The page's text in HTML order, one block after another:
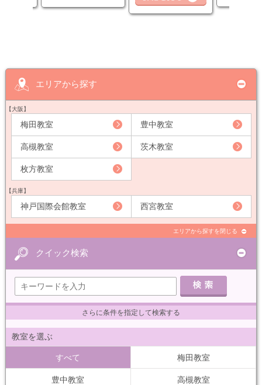
エリアから探す
【大阪】
梅田教室 豊中教室
高槻教室 茨木教室
枚方教室
【兵庫】
神戸国際会館教室 西宮教室
エリアから探すを閉じる
クイック検索
さらに条件を指定して検索する
教室を選ぶ
すべて 梅田教室
豊中教室 高槻教室